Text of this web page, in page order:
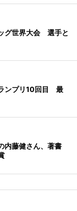
グ世界大会 選手と
ンプリ10回目 最
内藤健さん、著書